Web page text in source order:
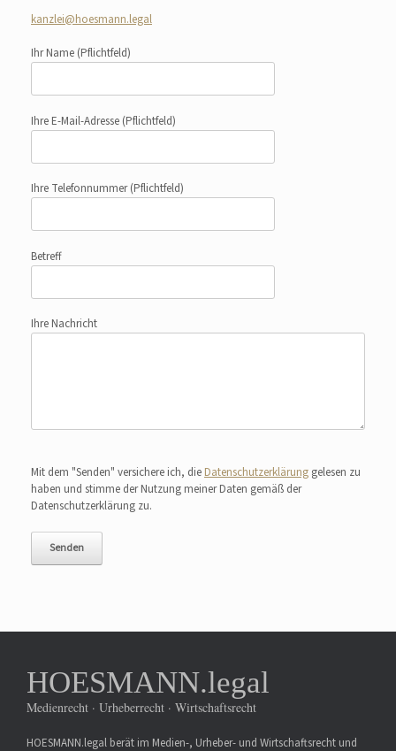
kanzlei@hoesmann.legal
Ihr Name (Pflichtfeld)
Ihre E-Mail-Adresse (Pflichtfeld)
Ihre Telefonnummer(Pflichtfeld)
Betreff
Ihre Nachricht
Mit dem "Senden" versichere ich, die Datenschutzerklärung gelesen zu
haben und stimme der Nutzung meiner Daten gemäß der
Datenschutzerklärung zu.
HOESMANN.legal
Medienrecht · Urheberrecht · Wirtschaftsrecht
HOESMANN.legal berät im Medien-, Urheber- und Wirtschaftsrecht und